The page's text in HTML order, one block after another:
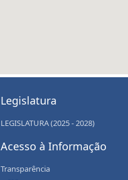
Legislatura
LEGISLATURA (2025 - 2028)
Acesso à Informação
Transparência